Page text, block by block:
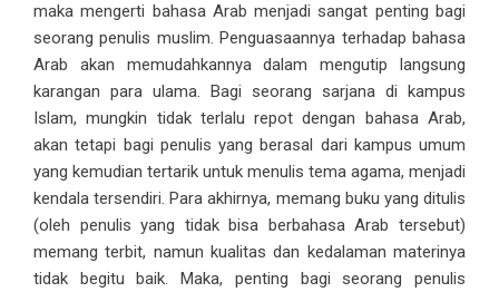
maka mengerti bahasa Arab menjadi sangat penting bagi
seorang penulis muslim. Penguasaannya terhadap bahasa
Arab akan memudahkannya dalam mengutip langsung
karangan para ulama. Bagi seorang sarjana di kampus
Islam, mungkin tidak terlalu repot dengan bahasa Arab,
akan tetapi bagi penulis yang berasal dari kampus umum
yang kemudian tertarik untuk menulis tema agama, menjadi
kendala tersendiri. Para akhirnya, memang buku yang ditulis
(oleh penulis yang tidak bisa berbahasa Arab tersebut)
memang terbit, namun kualitas dan kedalaman materinya
tidak begitu baik. Maka, penting bagi seorang penulis